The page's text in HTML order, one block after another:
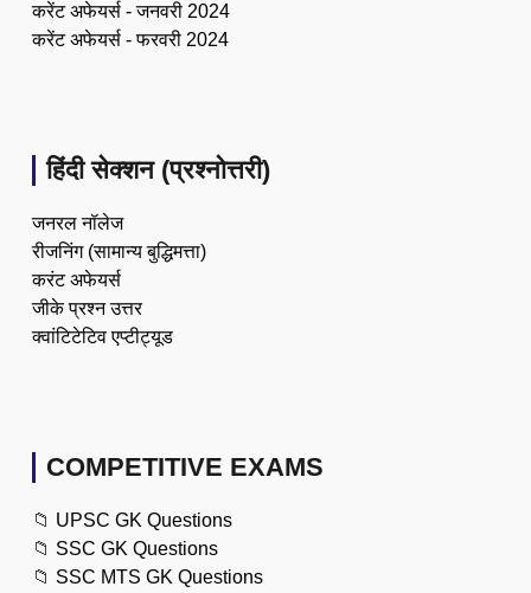
करेंट अफेयर्स - जनवरी 2024
करेंट अफेयर्स - फरवरी 2024
हिंदी सेक्शन (प्रश्नोत्तरी)
जनरल नॉलेज
रीजनिंग (सामान्य बुद्धिमत्ता)
करंट अफेयर्स
जीके प्रश्न उत्तर
क्वांटिटेटिव एप्टीट्यूड
COMPETITIVE EXAMS
📁 UPSC GK Questions
📁 SSC GK Questions
📁 SSC MTS GK Questions